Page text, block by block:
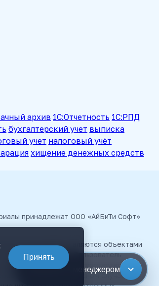
архив 1С:Отчетность 1С:РПД
бухгалтерский учет выписка
учет налоговый учёт
хищение денежных средств
принадлежат ООО «АйБиТи Софт»
на сайте, являются объектами
Пользователь
правообладателя осуществлять
в противном случае,
Принять
Связаться с менеджером